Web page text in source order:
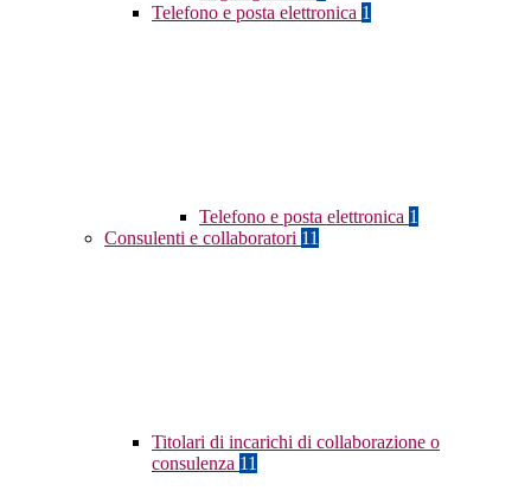
Telefono e posta elettronica 1
Telefono e posta elettronica 1
Consulenti e collaboratori 11
Titolari di incarichi di collaborazione o
consulenza 11